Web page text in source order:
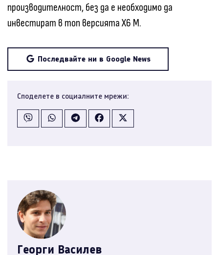
производителност, без да е необходимо да
инвестират в топ версията X6 M.
Последвайте ни в Google News
Споделете в социалните мрежи:
Георги Василев